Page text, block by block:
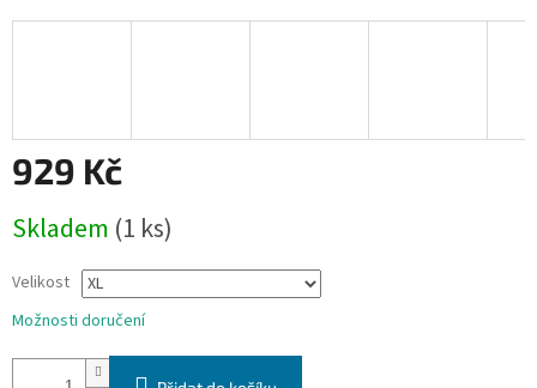
929 Kč
cena:
Skladem (1 ks)
Velikost
Možnosti doručení